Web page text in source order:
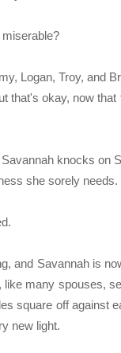
Logan, Troy, and
that's okay, now
knocks on
she sorely needs.
and Savannah is
like many spouses,
square off against
new light.